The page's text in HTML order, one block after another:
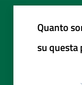
Quanto
su questa